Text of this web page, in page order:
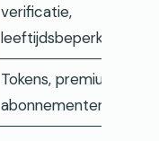
verificatie,
leeftijdsbeperkingen
Tokens, premium
abonnementen